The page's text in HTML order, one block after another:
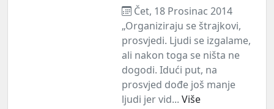
Čet, 18 Prosinac 2014
„Organiziraju se štrajkovi,
prosvjedi. Ljudi se izgalame,
ali nakon toga se ništa ne
dogodi. Idući put, na
prosvjed dođe još manje
ljudi jer vid... Više